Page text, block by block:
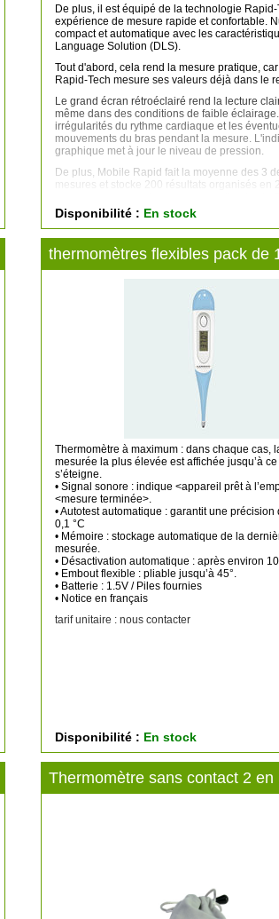
De plus, il est équipé de la technologie
expérience de mesure rapide et confortable.
compact et automatique avec les
Language Solution (DLS).
Tout d'abord, cela rend la mesure pratique,
Rapid-Tech mesure ses valeurs déjà dans le
Le grand écran rétroéclairé rend la lecture
même dans des conditions de faible
irrégularités du rythme cardiaque et les
mouvements du bras pendant la mesure.
graphique met à jour le niveau de pression.
De plus, Mobile Rapid fait la moyenne des 3
mesures et stocke 200 résultats organisés en
l'application Pic Health Station, il transforme la
une surveillance complète et constante de la
afficher, gérer et même partager des e-mails
médecin.
synchronisable avec le smartphone doté
La Pic Health Station vous permet de stocker
tension artérielle, d'afficher des données à tout
faire une moyenne de mesures
mensuelles. Mais surtout, il crée un journal
à jour. Toujours à portée de main pour pouvoir
le médecin de manière fiable, à tout moment,
La pince intégrée le rend compact et élimine le
connexion entre la pince et l'appareil.
Disponibilité : En stock
thermomètres flexibles pack de
Thermomètre à maximum : dans chaque cas,
mesurée la plus élevée est affichée jusqu’à ce
s’éteigne.
• Signal sonore : indique <appareil prêt à
<mesure terminée>.
• Autotest automatique : garantit une précision
0,1 °C
• Mémoire : stockage automatique de la
mesurée.
• Désactivation automatique : après environ
• Embout flexible : pliable jusqu’à 45°.
• Batterie : 1.5V / Piles fournies
• Notice en français
tarif unitaire : nous contacter
Disponibilité : En stock
Thermomètre sans contact 2 en